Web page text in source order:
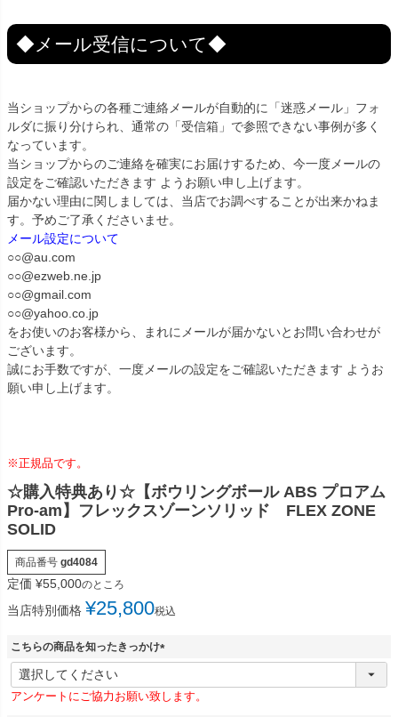
◆メール受信について◆
当ショップからの各種ご連絡メールが自動的に「迷惑メール」フォ
ルダに振り分けられ、通常の「受信箱」で参照できない事例が多く
なっています。
当ショップからのご連絡を確実にお届けするため、今一度メールの
設定をご確認いただきます ようお願い申し上げます。
届かない理由に関しましては、当店でお調べすることが出来かねま
す。予めご了承くださいませ。
メール設定について
○○@au.com
○○@ezweb.ne.jp
○○@gmail.com
○○@yahoo.co.jp
をお使いのお客様から、まれにメールが届かないとお問い合わせが
ございます。
誠にお手数ですが、一度メールの設定をご確認いただきます ようお
願い申し上げます。
※正規品です。
☆購入特典あり☆【ボウリングボール ABS プロアム
Pro-am】フレックスゾーンソリッド FLEX ZONE
SOLID
商品番号 gd4084
定価 ¥55,000のところ
当店特別価格 ¥25,800税込
こちらの商品を知ったきっかけ
(
須
アンケートにご協力お願い致します。